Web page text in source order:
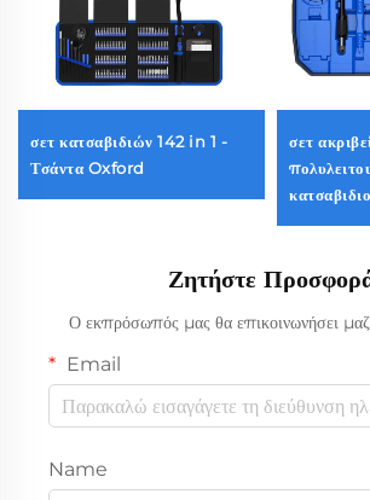
σετ κατσαβιδιών 142 in 1 -
Τσάντα Oxford
σετ
Ζητήστε
Ο εκπρόσωπός μας θα επικοινωνήσει
Email
Name